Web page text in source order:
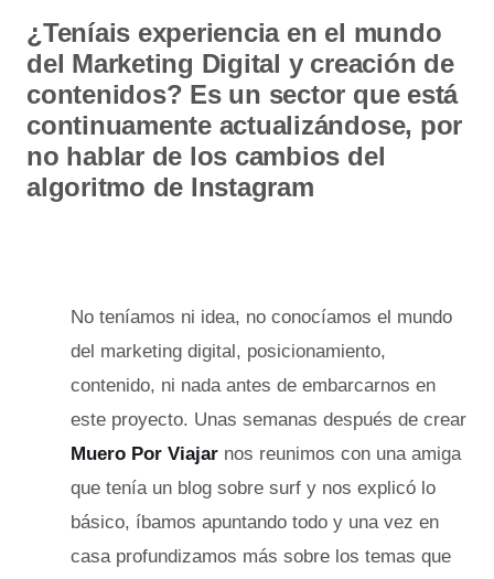
¿Teníais experiencia en el mundo
del Marketing Digital y creación de
contenidos? Es un sector que está
continuamente actualizándose, por
no hablar de los cambios del
algoritmo de Instagram
No teníamos ni idea, no conocíamos el mundo
del marketing digital, posicionamiento,
contenido, ni nada antes de embarcarnos en
este proyecto. Unas semanas después de crear
Muero Por Viajar nos reunimos con una amiga
que tenía un blog sobre surf y nos explicó lo
básico, íbamos apuntando todo y una vez en
casa profundizamos más sobre los temas que